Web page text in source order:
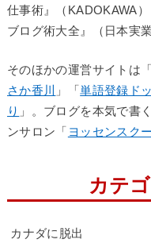
仕事術』（KADOKAWA
ブログ術大全』（日本実
そのほかの運営サイトは「
さか香川
」「単語登録ド
り 」。ブログを本気で書
ンサロン「 ヨッセンスク
カテ
カナダに脱出